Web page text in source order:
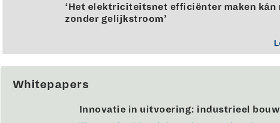
‘Het elektriciteitsnet efficiënter maken kán
zonder gelijkstroom’
Whitepapers
Innovatie in uitvoering: industrieel